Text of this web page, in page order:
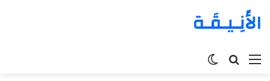
الأَنِـيـقَـة
القائمة بحث